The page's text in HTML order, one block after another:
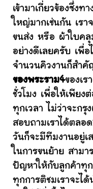
เข้ามาเกี่ยวข้องซึ่งท
ใหญ่มากเช่นกัน เร
ขนส่ง หรือ ผ้าใบคลุ
อย่างดีเลยครับ เพื่อ
จำนวนคิวงานก็สำ
ของพระราม4ของเ
ชั่วโมง เพื่อให้เพีย
ทุกเวลา ไม่ว่าจะก
สอบถามเราได้ตลอ
วันก็จะมีทีมงานอยู่
ในการขนย้าย สามา
ปัญหาให้กับลูกค้าทุก
ทุกการติชมเราจะไ